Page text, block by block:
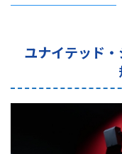
ユナイテッド